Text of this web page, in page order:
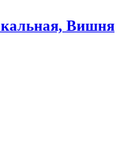
Вишня